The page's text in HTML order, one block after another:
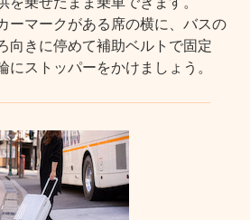
ーマークがある席の横に、バスの
向きに停めて補助ベルトで固定
にストッパーをかけましょう。